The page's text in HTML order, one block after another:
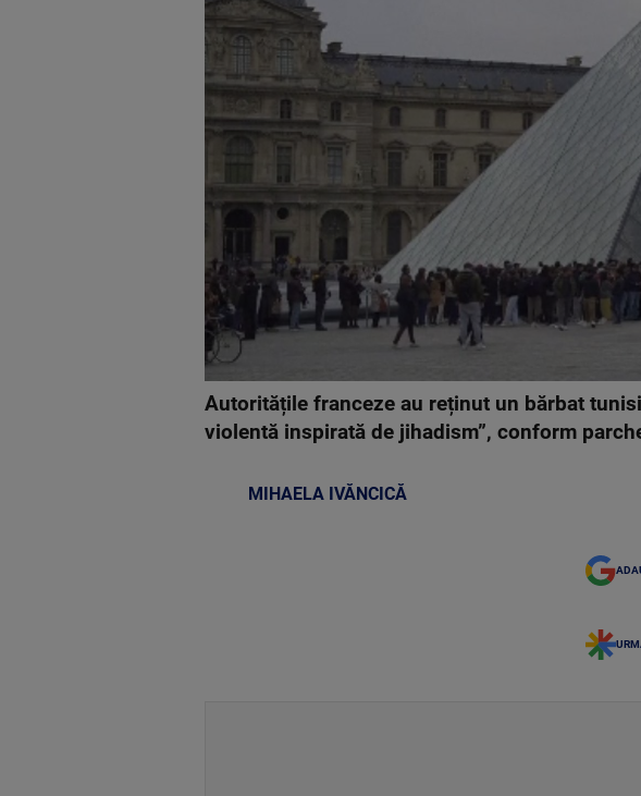
Autoritățile franceze au reținut un bărbat
violentă inspirată de jihadism”, conform
MIHAELA IVĂNCICĂ